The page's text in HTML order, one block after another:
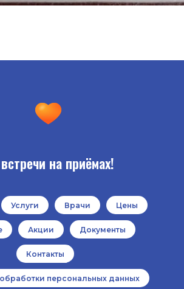
на приёмах!
Услуги Врачи Цены
Акции Документы
Контакты
персональных данных